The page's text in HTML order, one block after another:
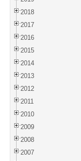
2018
2017
2016
2015
2014
2013
2012
2011
2010
2009
2008
2007